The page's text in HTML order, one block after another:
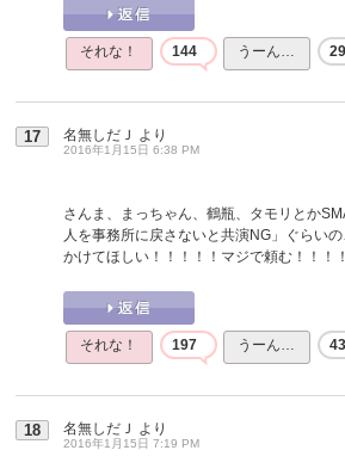
それな！ 144 うーん… 29
17 名無しだＪ より
2016年1月15日 6:38 PM
さんま、まっちゃん、鶴瓶、タモリとか
人を事務所に戻さないと共演NG」ぐらい
かけてほしい！！！！！マジで頼む！！！！
それな！ 197 うーん… 43
18 名無しだＪ より
2016年1月15日 7:19 PM